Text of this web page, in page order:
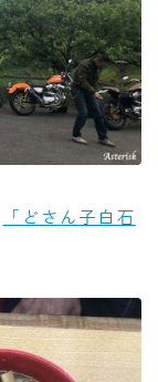
「どさん子白石